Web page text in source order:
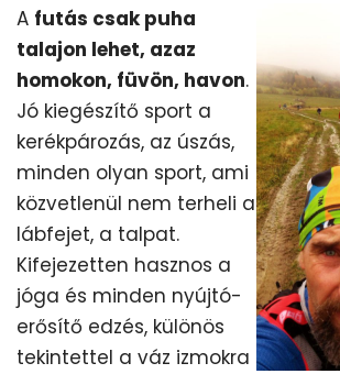
A futás csak puha
talajon lehet, azaz
homokon, füvön, havon.
Jó kiegészítő sport a
kerékpározás, az úszás,
minden olyan sport, ami
közvetlenül nem terheli a
lábfejet, a talpat.
Kifejezetten hasznos a
jóga és minden nyújtó-
erősítő edzés, különös
tekintettel a váz izmokra